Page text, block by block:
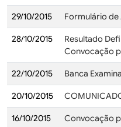
29/10/2015 Formulário de
28/10/2015
Resultado
Convocação
22/10/2015 Banca
20/10/2015
16/10/2015 Convocação